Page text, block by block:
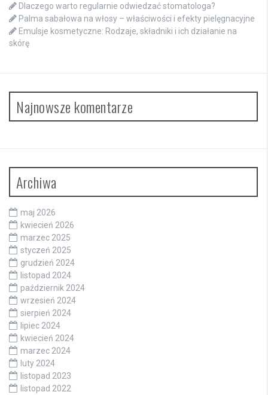
Dlaczego warto regularnie odwiedzać stomatologa?
Palma sabałowa na włosy – właściwości i efekty pielęgnacyjne
Emulsje kosmetyczne: Rodzaje, składniki i ich działanie na
skórę
Najnowsze komentarze
Archiwa
maj 2026
kwiecień 2026
marzec 2025
styczeń 2025
grudzień 2024
listopad 2024
październik 2024
wrzesień 2024
sierpień 2024
lipiec 2024
kwiecień 2024
marzec 2024
luty 2024
listopad 2023
listopad 2022